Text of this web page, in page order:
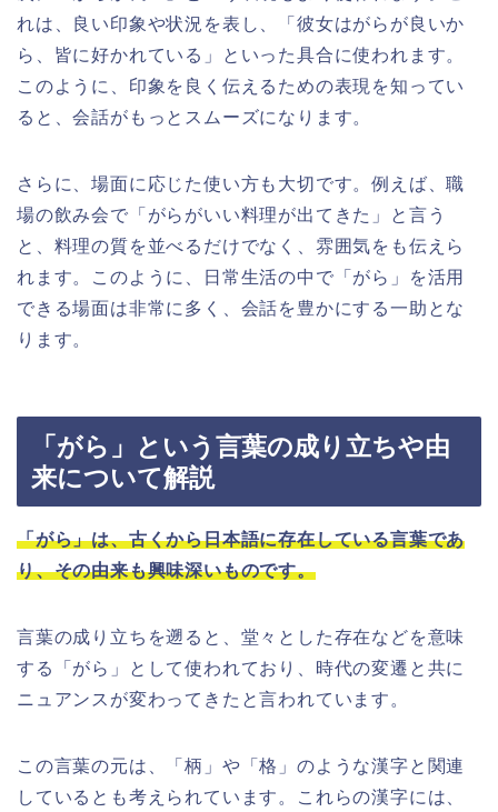
れは、良い印象や状況を表し、「彼女はがらが良いか
ら、皆に好かれている」といった具合に使われます。
このように、印象を良く伝えるための表現を知ってい
ると、会話がもっとスムーズになります。
さらに、場面に応じた使い方も大切です。例えば、職
場の飲み会で「がらがいい料理が出てきた」と言う
と、料理の質を並べるだけでなく、雰囲気をも伝えら
れます。このように、日常生活の中で「がら」を活用
できる場面は非常に多く、会話を豊かにする一助とな
ります。
「がら」という言葉の成り立ちや由
来について解説
「がら」は、古くから日本語に存在している言葉であ
り、その由来も興味深いものです。
言葉の成り立ちを遡ると、堂々とした存在などを意味
する「がら」として使われており、時代の変遷と共に
ニュアンスが変わってきたと言われています。
この言葉の元は、「柄」や「格」のような漢字と関連
しているとも考えられています。これらの漢字には、